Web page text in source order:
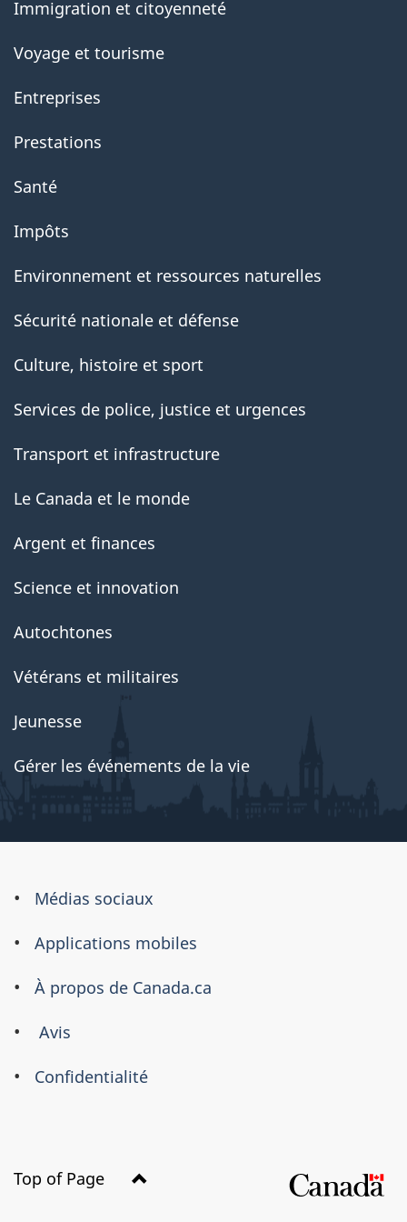
Immigration et citoyenneté
Voyage et tourisme
Entreprises
Prestations
Santé
Impôts
Environnement et ressources naturelles
Sécurité nationale et défense
Culture, histoire et sport
Services de police, justice et urgences
Transport et infrastructure
Le Canada et le monde
Argent et finances
Science et innovation
Autochtones
Vétérans et militaires
Jeunesse
Gérer les événements de la vie
À
propos
ce
site
Médias sociaux
Applications mobiles
À propos de Canada.ca
Avis
Confidentialité
Top of Page